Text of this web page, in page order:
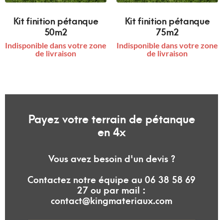
Kit finition pétanque
50m2
Indisponible dans votre zone
de livraison
Kit finition pétanque
75m2
Indisponible dans votre zone
de livraison
Payez votre terrain de pétanque
en 4x
Vous avez besoin d'un devis ?
Contactez notre équipe au 06 38 58 69
27 ou par mail :
contact@kingmateriaux.com